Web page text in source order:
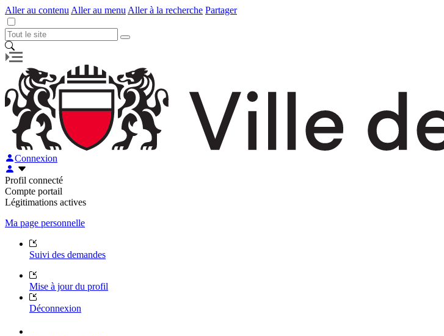
Aller au contenu Aller au menu Aller à la recherche Partager
Connexion
Profil connecté
Compte portail
Légitimations actives
Ma page personnelle
Suivi des demandes
Mise à jour du profil
Déconnexion